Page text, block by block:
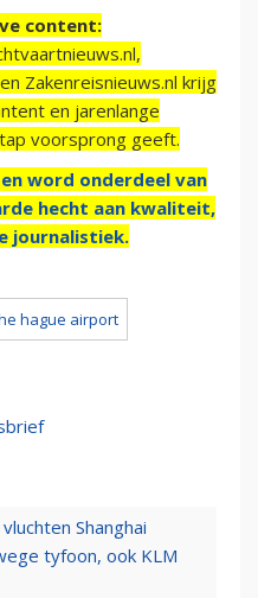
content:
Zakenreisnieuws.nl krijg
en jarenlange
voorsprong geeft.
word onderdeel van
hecht aan kwaliteit,
journalistiek.
hague airport
Shanghai
tyfoon, ook KLM